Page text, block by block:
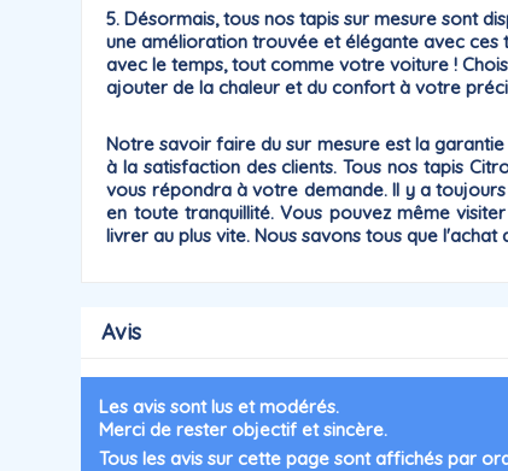
5. Désormais, tous nos tapis sur mesure sont
une amélioration trouvée et élégante avec ces
avec le temps, tout comme votre voiture !
ajouter de la chaleur et du confort à votre
Notre savoir faire du sur mesure est la garantie
à la satisfaction des clients. Tous nos tapis
vous répondra à votre demande. Il y a
en toute tranquillité. Vous pouvez même
livrer au plus vite. Nous savons tous que
Avis
Les avis sont lus et modérés.
Merci de rester objectif et sincère.
Tous les avis sur cette page sont affichés par